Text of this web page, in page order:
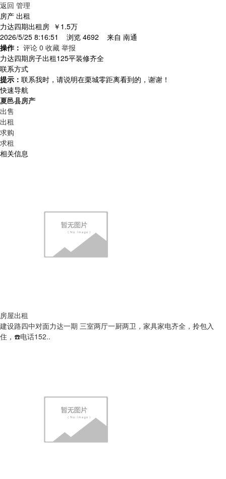
返回 管理
房产 出租
力达四期出租房 ￥1.5万
2026/5/25 8:16:51 浏览 4692 来自 南通
操作： 评论 0 收藏 举报
力达四期房子出租125平装修齐全
联系方式
提示： 联系我时，请说明在栗城零距离看到的，谢谢！
快速导航
夏邑县房产
出售
出租
求购
求租
相关信息
房屋出租
建设路四中对面力达一期 三室两厅一厨两卫，家具家电齐全，拎包入
住，☎️电话152..